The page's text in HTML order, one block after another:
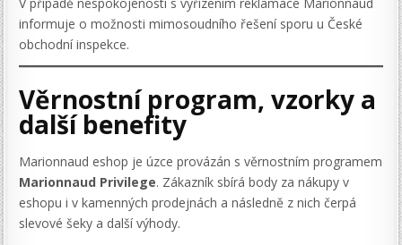
informuje o možnosti mimosoudního řešení sporu u České
obchodní inspekce.
Věrnostní program, vzorky a
další benefity
Marionnaud eshop je úzce provázán s věrnostním programem
Marionnaud Privilege. Zákazník sbírá body za nákupy v
eshopu i v kamenných prodejnách a následně z nich čerpá
slevové šeky a další výhody.